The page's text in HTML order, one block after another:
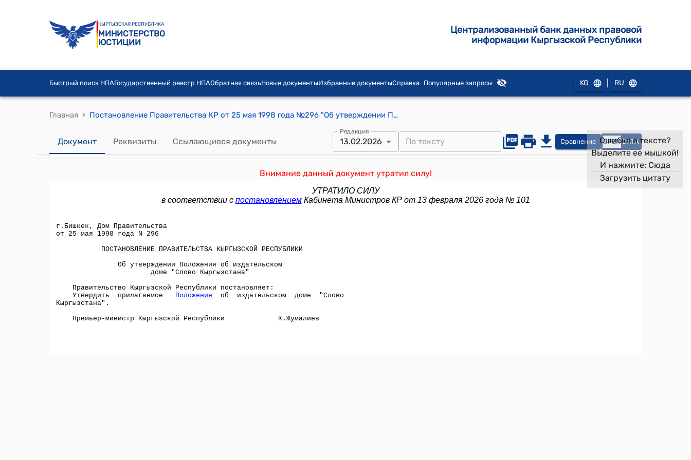
КЫРГЫЗСКАЯ РЕСПУБЛИКА
МИНИСТЕРСТВО
ЮСТИЦИИ
Централизованный банк данных правовой
информации Кыргызской Республики
Быстрый поиск НПАГосударственный реестр НПАОбратная связьНовые документыИзбранные документыСправка Популярные запросы KG RU
Главная › Постановление Правительства КР от 25 мая 1998 года №296 "Об утверждении Положения об издательском доме "Слово Кыргызстана"
Документ Реквизиты Ссылающиеся документы
Редакция
13.02.2026 Сравнение OPEN DATA
Внимание данный документ утратил силу!
Ошибка в тексте?
Выделите ее мышкой!
И нажмите: Сюда
Загрузить цитату